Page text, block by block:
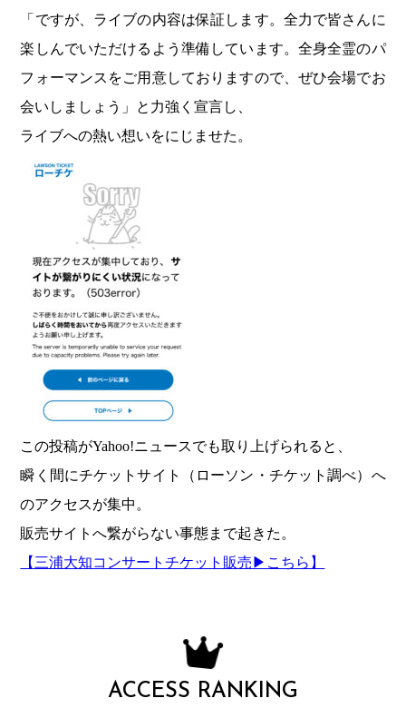
「ですが、ライブの内容は保証します。全力で皆さんに
楽しんでいただけるよう準備しています。全身全霊のパ
フォーマンスをご用意しておりますので、ぜひ会場でお
会いしましょう」と力強く宣言し、
ライブへの熱い想いをにじませた。
この投稿がYahoo!ニュースでも取り上げられると、
瞬く間にチケットサイト（ローソン・チケット調べ）へ
のアクセスが集中。
販売サイトへ繋がらない事態まで起きた。
【三浦大知コンサートチケット販売▶︎こちら】
ACCESS RANKING